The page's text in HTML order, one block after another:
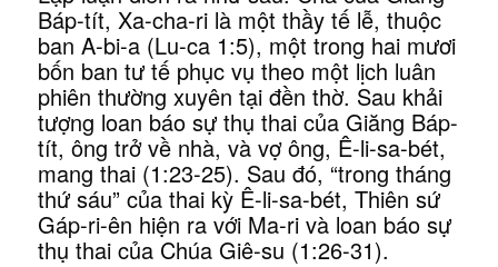
Báp-tít, Xa-cha-ri là một thầy tế lễ, thuộc
ban A-bi-a (Lu-ca 1:5), một trong hai mươi
bốn ban tư tế phục vụ theo một lịch luân
phiên thường xuyên tại đền thờ. Sau khải
tượng loan báo sự thụ thai của Giăng Báp-
tít, ông trở về nhà, và vợ ông, Ê-li-sa-bét,
mang thai (1:23-25). Sau đó, “trong tháng
thứ sáu” của thai kỳ Ê-li-sa-bét, Thiên sứ
Gáp-ri-ên hiện ra với Ma-ri và loan báo sự
thụ thai của Chúa Giê-su (1:26-31).